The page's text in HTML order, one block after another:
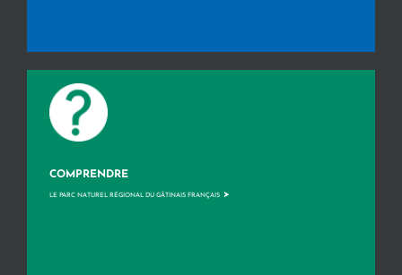
COMPRENDRE
LE PARC NATUREL RÉGIONAL DU GÂTINAIS FRANÇAIS >